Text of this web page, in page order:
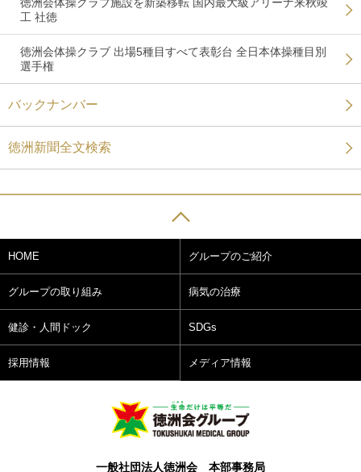
工 社徳
徳洲会体操クラブ 出場5種目すべて表彰台 全日本体操種目別
選手権
バックナンバー
徳洲新聞全文検索
HOME グループのご紹介
グループの取り組み 病気の治療
健診・人間ドック SDGs
採用情報 メディア情報
一般社団法人徳洲会 本部事務局